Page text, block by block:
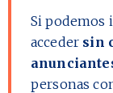
Si podemos
acceder sin
personas